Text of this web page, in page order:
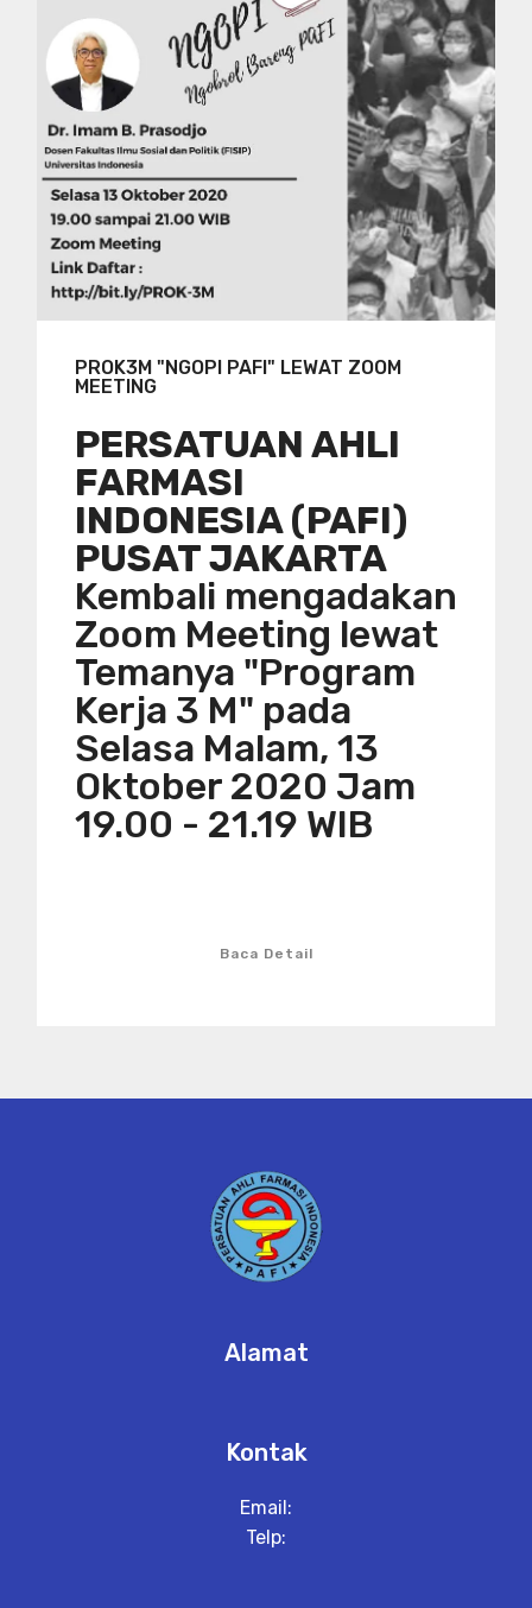
PROK3M "NGOPI PAFI" LEWAT ZOOM
MEETING
PERSATUAN AHLI
FARMASI
INDONESIA (PAFI)
PUSAT JAKARTA
Kembali mengadakan
Zoom Meeting lewat
Temanya "Program
Kerja 3 M" pada
Selasa Malam, 13
Oktober 2020 Jam
19.00 - 21.19 WIB
Baca Detail
Alamat
Kontak
Email:
Telp: